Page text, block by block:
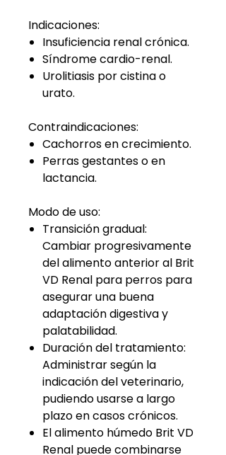
Indicaciones:
Insuficiencia renal crónica.
Síndrome cardio-renal.
Urolitiasis por cistina o
urato.
Contraindicaciones:
Cachorros en crecimiento.
Perras gestantes o en
lactancia.
Modo de uso:
Transición gradual:
Cambiar progresivamente
del alimento anterior al Brit
VD Renal para perros para
asegurar una buena
adaptación digestiva y
palatabilidad.
Duración del tratamiento:
Administrar según la
indicación del veterinario,
pudiendo usarse a largo
plazo en casos crónicos.
El alimento húmedo Brit VD
Renal puede combinarse